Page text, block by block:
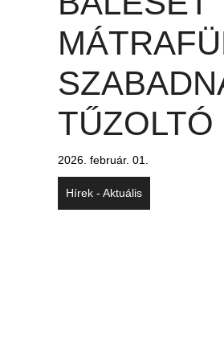
2026. február. 01.
Hírek - Aktuális